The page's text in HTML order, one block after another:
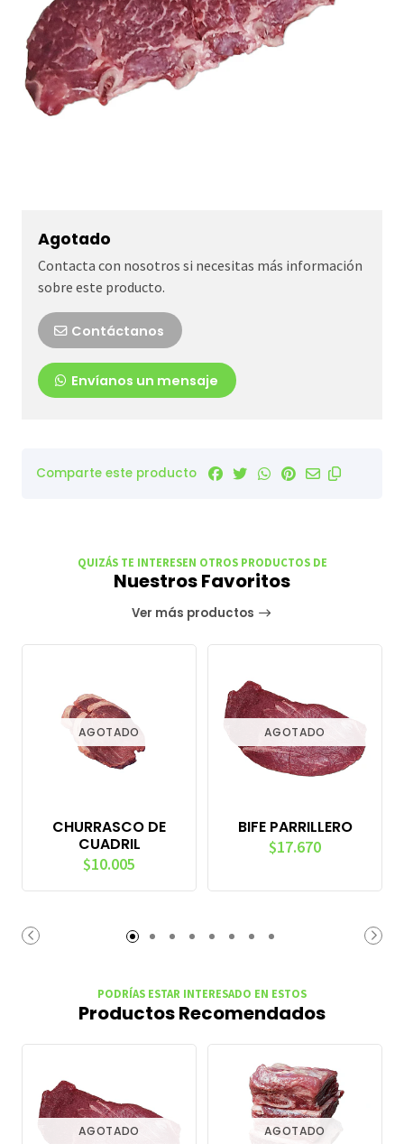
Agotado
Contacta con nosotros si necesitas más información
sobre este producto.
Contáctanos
Envíanos un mensaje
Comparte este producto
QUIZÁS TE INTERESEN OTROS PRODUCTOS DE
Nuestros Favoritos
Ver más productos
AGOTADO
CHURRASCO DE
CUADRIL
$10.005
AGOTADO
BIFE PARRILLERO
$17.670
PODRÍAS ESTAR INTERESADO EN ESTOS
Productos Recomendados
AGOTADO AGOTADO